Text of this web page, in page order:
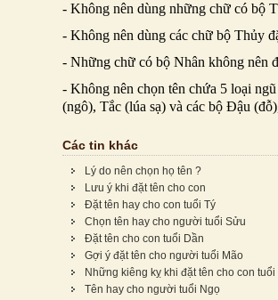
- Không nên dùng những chữ có bộ
- Không nên dùng các chữ bộ Thủy
- Những chữ có bộ Nhân không nên
- Không nên chọn tên chứa 5 loại
(ngô), Tắc (lúa sạ) và các bộ Đậu
Các tin khác
Lý do nên chọn họ tên ?
Lưu ý khi đặt tên cho con
Đặt tên hay cho con tuổi Tý
Chọn tên hay cho người tuổi Sửu
Đặt tên cho con tuổi Dần
Gợi ý đặt tên cho người tuổi Mão
Những kiêng kỵ khi đặt tên cho con tuổi
Tên hay cho người tuổi Ngọ